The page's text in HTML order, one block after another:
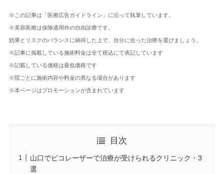
※この記事は「医療広告ガイドライン」に沿って執筆しています。
※美容医療は保険適用外の自由診療です。
効果とリスクのバランスに納得した上で、自分に合った治療を選びましょう。
※記事に掲載している施術料金は全て税込にて表記しています
※記載している価格は最低価格です
※院ごとに施術内容や料金の異なる場合があります
※本ページはプロモーションが含まれています
目次
山口でピコレーザーで治療が受けられるクリニック・3
選